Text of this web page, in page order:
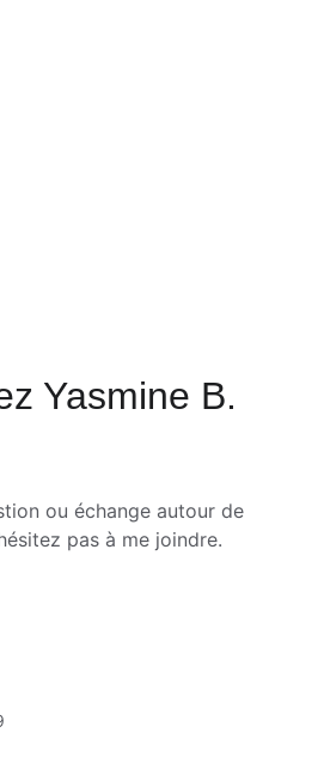
Yasmine B.
ou échange autour de
pas à me joindre.